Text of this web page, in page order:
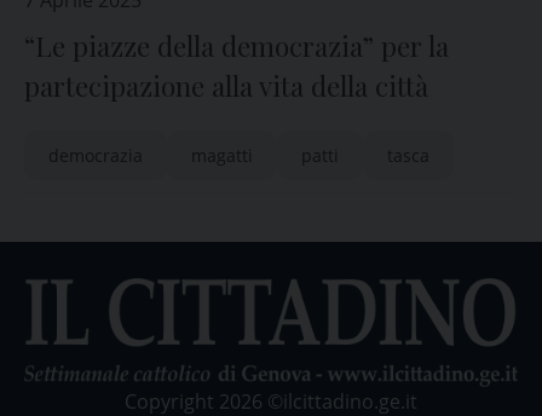
“Le piazze della democrazia” per la
partecipazione alla vita della città
democrazia magatti patti tasca
Copyright 2026 ©ilcittadino.ge.it